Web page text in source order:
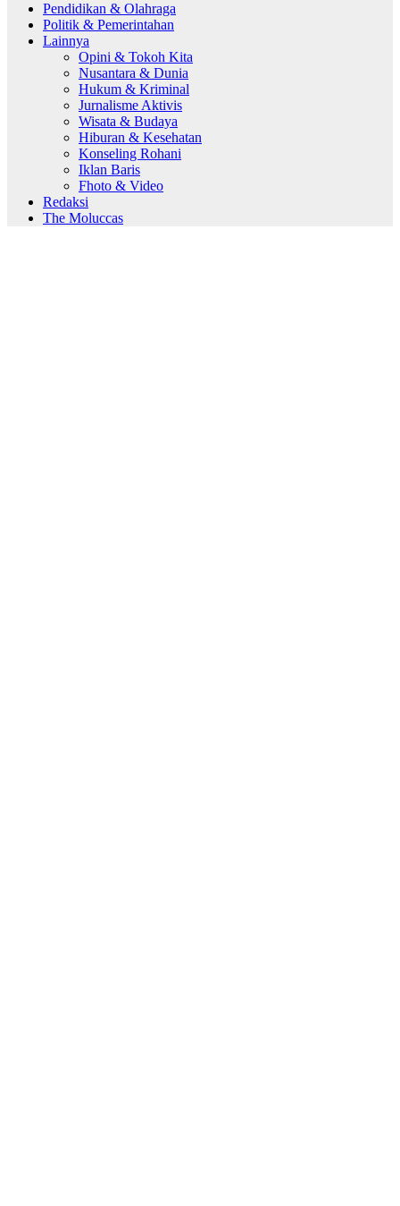
Pendidikan & Olahraga
Politik & Pemerintahan
Lainnya
Opini & Tokoh Kita
Nusantara & Dunia
Hukum & Kriminal
Jurnalisme Aktivis
Wisata & Budaya
Hiburan & Kesehatan
Konseling Rohani
Iklan Baris
Fhoto & Video
Redaksi
The Moluccas